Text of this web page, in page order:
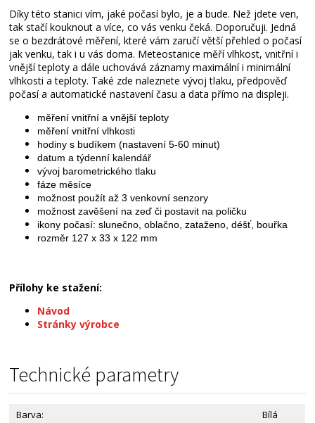
Alternativní zboží
Díky této stanici vím, jaké počasí bylo, je a bude. Než jdete ven,
tak stačí kouknout a více, co vás venku čeká. Doporučuji. Jedná
se o bezdrátové měření, které vám zaručí větší přehled o počasí
jak venku, tak i u vás doma. Meteostanice měří vlhkost, vnitřní i
vnější teploty a dále uchovává záznamy maximální i minimální
vlhkosti a teploty. Také zde naleznete vývoj tlaku, předpověď
počasí a automatické nastavení času a data přímo na displeji.
měření vnitřní a vnější teploty
měření vnitřní vlhkosti
hodiny s budíkem (nastavení 5-60 minut)
datum a týdenní kalendář
vývoj barometrického tlaku
fáze měsíce
možnost použít až 3 venkovní senzory
možnost zavěšení na zeď či postavit na poličku
ikony počasí: slunečno, oblačno, zataženo, déšť, bouřka
rozměr 127 x 33 x 122 mm
Přílohy ke stažení:
Návod
Stránky výrobce
Technické parametry
Barva: Bílá